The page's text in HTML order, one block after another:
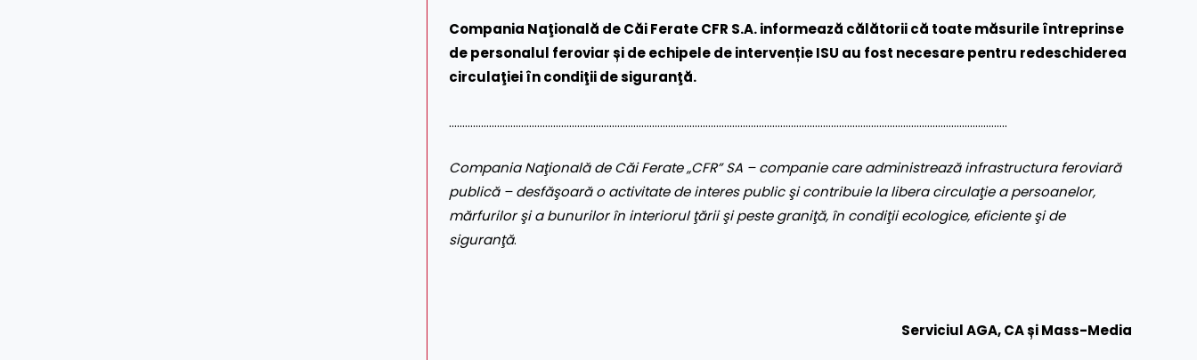
Compania Naţională de Căi Ferate CFR S.A. informează călătoriică toate măsurile întreprinse
de personalul feroviar și de echipele de intervenție ISU au fost necesare pentru redeschiderea
circulaţiei în condiţii de siguranţă.
………………………………………………………………………………………………………………………………………………………………………………………..
Compania Naţională de Căi Ferate „CFR” SA – companie care administrează infrastructura feroviară
publică – desfăşoară o activitate de interes public şi contribuie la libera circulaţie a persoanelor,
mărfurilor şi a bunurilor în interiorul ţării şi peste graniţă, în condiţii ecologice, eficiente şi de
siguranţă.
Serviciul AGA, CA și Mass-Media